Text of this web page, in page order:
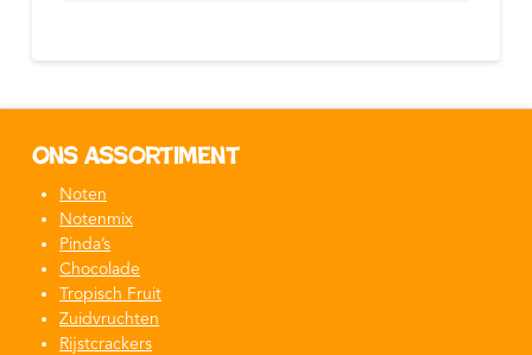
Ons assortiment
Noten
Notenmix
Pinda’s
Chocolade
Tropisch Fruit
Zuidvruchten
Rijstcrackers